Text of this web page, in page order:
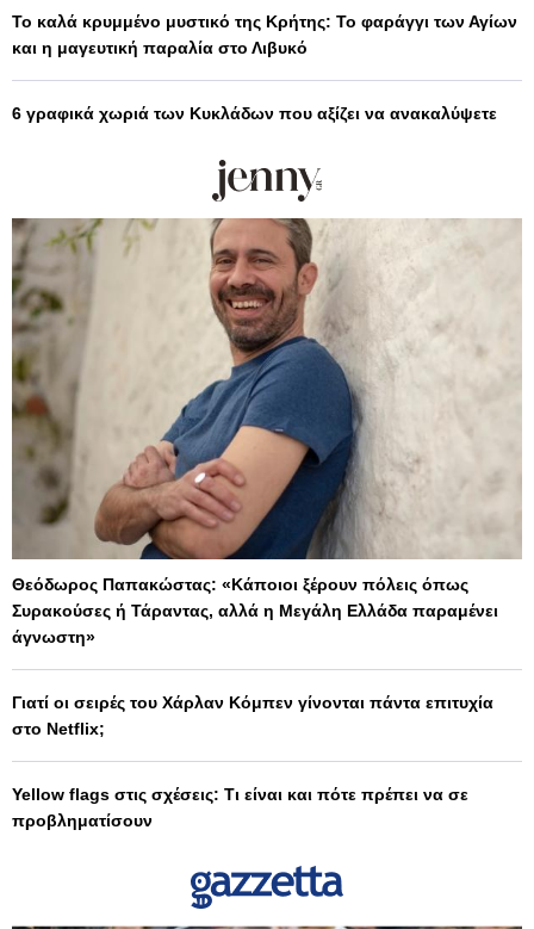
Το καλά κρυμμένο μυστικό της Κρήτης: Το φαράγγι των Αγίων
και η μαγευτική παραλία στο Λιβυκό
6 γραφικά χωριά των Κυκλάδων που αξίζει να ανακαλύψετε
Θεόδωρος Παπακώστας: «Κάποιοι ξέρουν πόλεις όπως
Συρακούσες ή Τάραντας, αλλά η Μεγάλη Ελλάδα παραμένει
άγνωστη»
Γιατί οι σειρές του Χάρλαν Κόμπεν γίνονται πάντα επιτυχία
στο Netflix;
Yellow flags στις σχέσεις: Τι είναι και πότε πρέπει να σε
προβληματίσουν